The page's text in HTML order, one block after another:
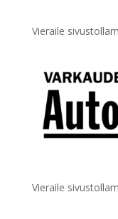
Vieraile
Vieraile